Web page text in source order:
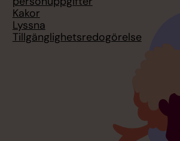
Kakor
Lyssna
Tillgänglighetsredogörelse